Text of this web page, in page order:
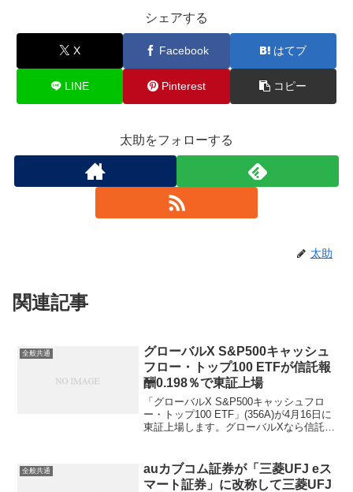
シェアする
X Facebook はてブ
LINE Pinterest コピー
太助をフォローする
太助
関連記事
全般共通
グローバルX S&P500キャッシュ
フロー・トップ100 ETFが信託報
酬0.198％で東証上場
「グローバルX S&P500キャッシュフロ
ー・トップ100 ETF」(356A)が4月16日に
東証上場します。グローバルXなら信託報
と思います。対象指標は「S...
全般共通
auカブコム証券が「三菱UFJ eス
マート証券」に改称して三菱UFJ